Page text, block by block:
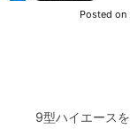
Posted on
9型ハイエース